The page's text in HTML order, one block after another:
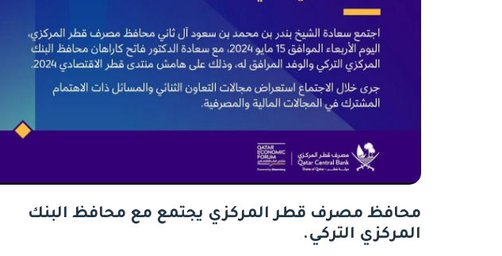
محافظ مصرف قطر المركزي يجتمع مع محافظ البنك
المركزي التركي.